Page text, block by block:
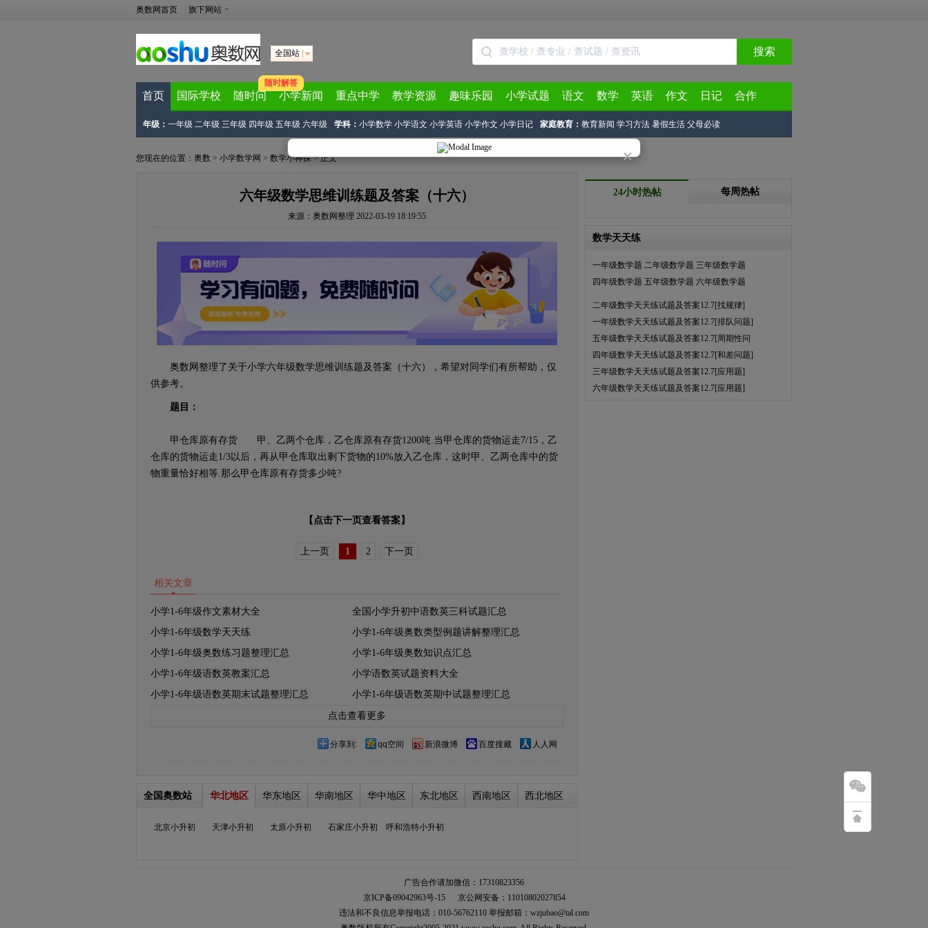
×
奥数网首页 旗下网站
全国站 搜索
首页 国际学校 随时问
随时解答
小学新闻 重点中学 教学资源 趣味乐园 小学试题 语文 数学 英语 作文 日记 合作
年级： 一年级 二年级 三年级 四年级 五年级 六年级 学科： 小学数学 小学语文 小学英语 小学作文 小学日记 家庭教育： 教育新闻 学习方法 暑假生活 父母必读
您现在的位置： 奥数 > 小学数学网 > 数学小神探> 正文
六年级数学思维训练题及答案（十六）
来源： 奥数网整理 2022-03-19 18:19:55
奥数网整理了关于小学六年级数学思维训练题及答案（十六），希望对同学们有所帮助，仅
供参考。
题目：
甲仓库原有存货 甲、乙两个仓库，乙仓库原有存货1200吨.当甲仓库的货物运走7/15，乙
仓库的货物运走1/3以后，再从甲仓库取出剩下货物的10%放入乙仓库，这时甲、乙两仓库中的货
物重量恰好相等.那么甲仓库原有存货多少吨?
【点击下一页查看答案】
上一页 1 2 下一页
相关文章
小学1-6年级作文素材大全
全国小学升初中语数英三科试题汇总
小学1-6年级数学天天练
小学1-6年级奥数类型例题讲解整理汇总
小学1-6年级奥数练习题整理汇总
小学1-6年级奥数知识点汇总
小学1-6年级语数英教案汇总
小学语数英试题资料大全
小学1-6年级语数英期末试题整理汇总
小学1-6年级语数英期中试题整理汇总
点击查看更多
分享到: qq空间 新浪微博 百度搜藏 人人网
全国奥数站 华北地区 华东地区 华南地区 华中地区 东北地区 西南地区 西北地区
北京小升初 天津小升初 太原小升初 石家庄小升初 呼和浩特小升初
24小时热帖 每周热帖
数学天天练
一年级数学题 二年级数学题 三年级数学题
四年级数学题 五年级数学题 六年级数学题
二年级数学天天练试题及答案12.7[找规律]
一年级数学天天练试题及答案12.7[排队问题]
五年级数学天天练试题及答案12.7[周期性问
四年级数学天天练试题及答案12.7[和差问题]
三年级数学天天练试题及答案12.7[应用题]
六年级数学天天练试题及答案12.7[应用题]
广告合作请加微信：17310823356
京ICP备09042963号-15
京公网安备：11010802027854
违法和不良信息举报电话：010-56762110 举报邮箱：wzjubao@tal.com